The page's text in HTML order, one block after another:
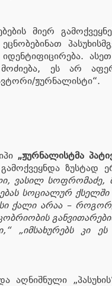
მიერ
ეცნობებინათ
იდენტიფიცირება.
მოძიება, ეს არ
ჟურნალისტი“.
„ჟურნალისტმა
ზუსტად
ვასილ სოფრომაძე,
სოციალურ ქსელში
ქალი არაა –
„იმსახურებს კი
აღნიშნული